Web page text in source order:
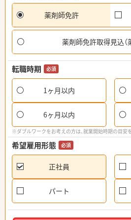
薬剤師免許
薬剤師免許取得見込（
転職時期 必須
1ヶ月以内
6ヶ月以内
※ダブルワークをお考えの方は、就業開始時期の目安
希望雇用形態 必須
正社員
パート